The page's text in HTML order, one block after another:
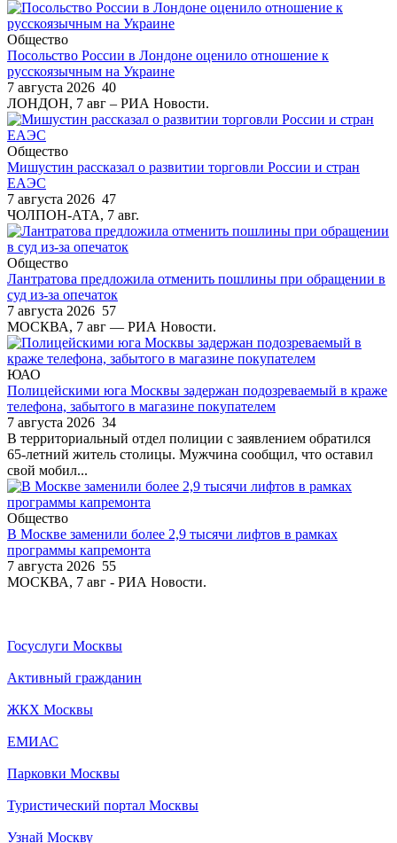
Общество
Посольство России в Лондоне оценило отношение к
русскоязычным на Украине
7 августа 2026 40
ЛОНДОН, 7 авг – РИА Новости.
Общество
Мишустин рассказал о развитии торговли России и стран
ЕАЭС
7 августа 2026 47
ЧОЛПОН-АТА, 7 авг.
Общество
Лантратова предложила отменить пошлины при обращении в
суд из-за опечаток
7 августа 2026 57
МОСКВА, 7 авг — РИА Новости.
ЮАО
Полицейскими юга Москвы задержан подозреваемый в краже
телефона, забытого в магазине покупателем
7 августа 2026 34
В территориальный отдел полиции с заявлением обратился
65-летний житель столицы. Мужчина сообщил, что оставил
свой мобил...
Общество
В Москве заменили более 2,9 тысячи лифтов в рамках
программы капремонта
7 августа 2026 55
МОСКВА, 7 авг - РИА Новости.
Госуслуги Москвы
Активный гражданин
ЖКХ Москвы
ЕМИАС
Парковки Москвы
Туристический портал Москвы
Узнай Москву